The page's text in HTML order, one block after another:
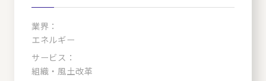
業界：
エネルギー
サービス：
組織・風土改革